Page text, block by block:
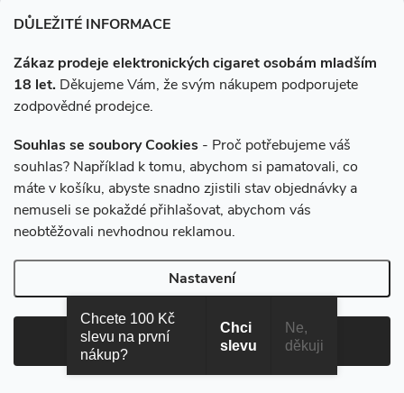
DŮLEŽITÉ INFORMACE
Zákaz prodeje elektronických cigaret osobám mladším
18 let. Děkujeme Vám, že svým nákupem podporujete
zodpovědné prodejce.
Souhlas se soubory Cookies - Proč potřebujeme váš
souhlas? Například k tomu, abychom si pamatovali, co
máte v košíku, abyste snadno zjistili stav objednávky a
nemuseli se pokaždé přihlašovat, abychom vás
neobtěžovali nevhodnou reklamou.
Nastavení
Souhlasím
Skladem
DO KOŠÍKU
Přírodní orientální tabák
obohacený medovým
nádechem a vybranými druhy
ovoce.
Skladem
Přírodní orientální tabák
obohacený medovým
nádechem a vybranými druhy
ovoce.
Chcete 100 Kč
slevu na první
nákup?
Chci
slevu
Ne,
děkuji